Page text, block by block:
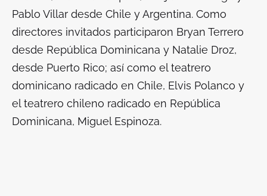
Pablo Villar desde Chile y Argentina. Como
directores invitados participaron Bryan Terrero
desde República Dominicana y Natalie Droz,
desde Puerto Rico; así como el teatrero
dominicano radicado en Chile, Elvis Polanco y
el teatrero chileno radicado en República
Dominicana, Miguel Espinoza.